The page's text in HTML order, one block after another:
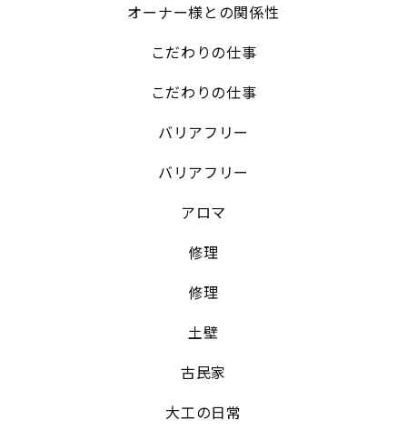
オーナー様との関係性
こだわりの仕事
こだわりの仕事
バリアフリー
バリアフリー
アロマ
修理
修理
土壁
古民家
大工の日常